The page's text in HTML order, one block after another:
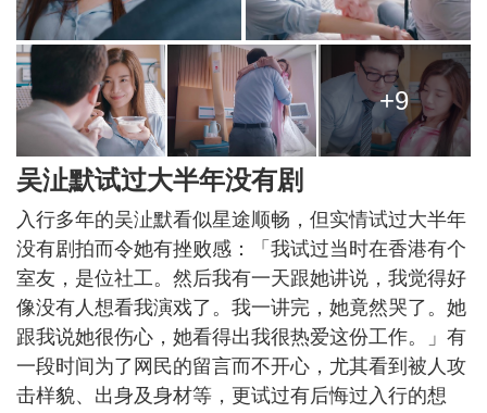
+9
吴沚默试过大半年没有剧
入行多年的吴沚默看似星途顺畅，但实情试过大半年
没有剧拍而令她有挫败感：「我试过当时在香港有个
室友，是位社工。然后我有一天跟她讲说，我觉得好
像没有人想看我演戏了。我一讲完，她竟然哭了。她
跟我说她很伤心，她看得出我很热爱这份工作。」有
一段时间为了网民的留言而不开心，尤其看到被人攻
击样貌、出身及身材等，更试过有后悔过入行的想